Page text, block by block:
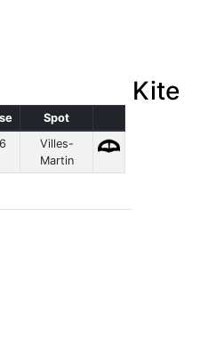
Spot
Villes-
Martin
Kite